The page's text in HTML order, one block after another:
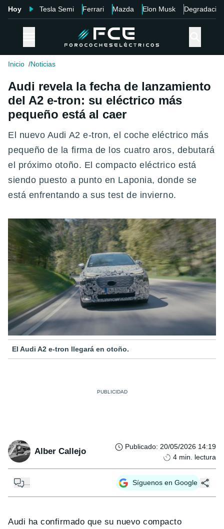
Hoy Tesla Semi Ferrari Mazda Elon Musk Degradación
Inicio Noticias
Audi revela la fecha de lanzamiento
del A2 e-tron: su eléctrico más
pequeño está al caer
El nuevo Audi A2 e-tron, el coche eléctrico más
pequeño de la firma de los cuatro aros, debutará
el próximo otoño. El compacto eléctrico está
siendo puesto a punto en Laponia, donde se
está enfrentando a sus test de invierno.
El Audi A2 e-tron llegará en otoño.
Alber Callejo Publicado: 20/05/2026 14:19
4 min. lectura
... Síguenos en Google
Audi ha confirmado que su nuevo compacto